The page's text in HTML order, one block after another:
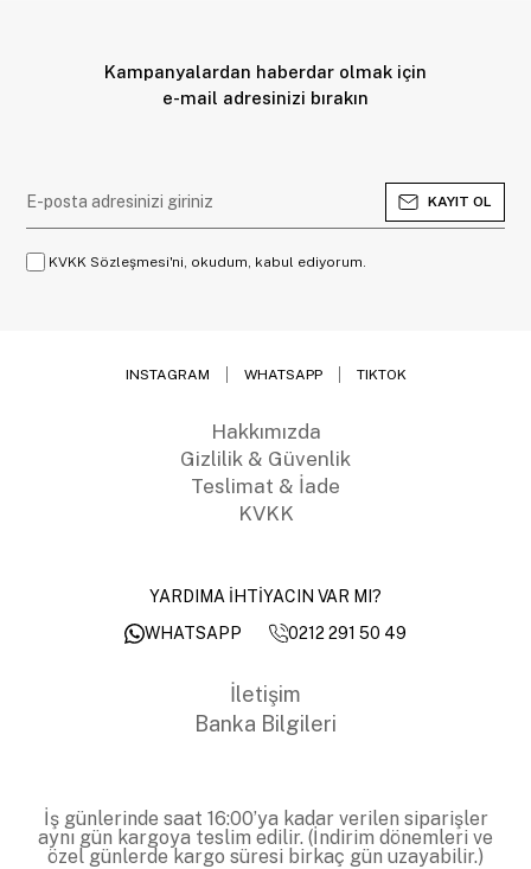
Kampanyalardan haberdar olmak için
e-mail adresinizi bırakın
KAYIT OL
KVKK Sözleşmesi'ni, okudum, kabul ediyorum.
INSTAGRAM WHATSAPP TIKTOK
Hakkımızda
Gizlilik & Güvenlik
Teslimat & İade
KVKK
YARDIMA İHTİYACIN VAR MI?
WHATSAPP
0212 291 50 49
İletişim
Banka Bilgileri
İş günlerinde saat 16:00’ya kadar verilen siparişler
aynı gün kargoya teslim edilir. (İndirim dönemleri ve
özel günlerde kargo süresi birkaç gün uzayabilir.)